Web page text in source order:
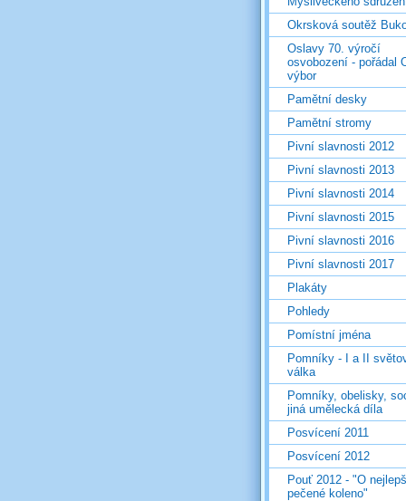
Okrsková soutěž
Oslavy 70. výročí
osvobození - pořádal
výbor
Pamětní desky
Pamětní stromy
Pivní slavnosti 2012
Pivní slavnosti 2013
Pivní slavnosti 2014
Pivní slavnosti 2015
Pivní slavnosti 2016
Pivní slavnosti 2017
Plakáty
Pohledy
Pomístní jména
Pomníky - I a II
válka
Pomníky, obelisky,
jiná umělecká díla
Posvícení 2011
Posvícení 2012
Pouť 2012 - "O
pečené koleno"